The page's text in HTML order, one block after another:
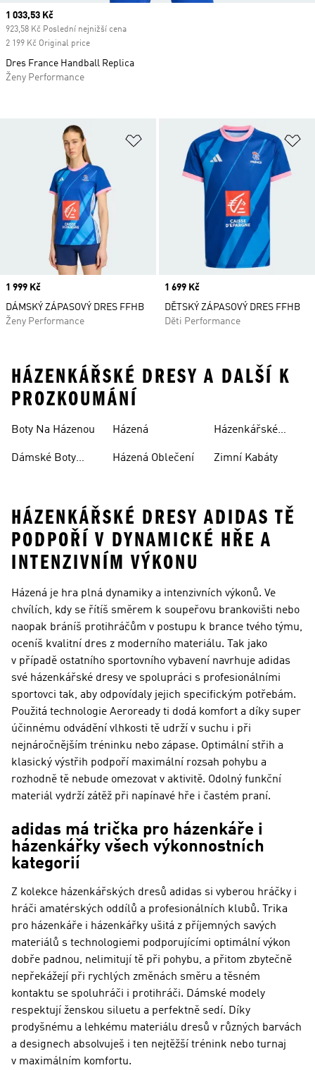
Přidat do seznamu přání
Price
1 999 Kč
DÁMSKÝ ZÁPASOVÝ DRES FFHB
Ženy Performance
Price
1 699 Kč
DĚTSKÝ ZÁPASOVÝ DRES FFHB
Děti Performance
Current price
1 033,53 Kč
923,58 Kč Poslední nejnižší cena
2 199 Kč Original price
Dres France Handball Replica
Ženy Performance
HÁZENKÁŘSKÉ DRESY A DALŠÍ K
PROZKOUMÁNÍ
Boty Na Házenou
Dámské Boty
Házená
Házená Oblečení
Házenkářské
Zimní Kabáty
HÁZENKÁŘSKÉ DRESY ADIDAS TĚ
PODPOŘÍ V DYNAMICKÉ HŘE A
INTENZIVNÍM VÝKONU
Házená je hra plná dynamiky a intenzivních výkonů. Ve
chvílích, kdy se řítíš směrem k soupeřovu brankovišti nebo
naopak bráníš protihráčům v postupu k brance tvého týmu,
oceníš kvalitní dres z moderního materiálu. Tak jako
v případě ostatního sportovního vybavení navrhuje adidas
své házenkářské dresy ve spolupráci s profesionálními
sportovci tak, aby odpovídaly jejich specifickým potřebám.
Použitá technologie Aeroready ti dodá komfort a díky super
účinnému odvádění vlhkosti tě udrží v suchu i při
nejnáročnějším tréninku nebo zápase. Optimální střih a
klasický výstřih podpoří maximální rozsah pohybu a
rozhodně tě nebude omezovat v aktivitě. Odolný funkční
materiál vydrží zátěž při napínavé hře i častém praní.
adidas má trička pro házenkáře i
házenkářky všech výkonnostních
kategorií
Z kolekce házenkářských dresů adidas si vyberou hráčky i
hráči amatérských oddílů a profesionálních klubů. Trika
pro házenkáře i házenkářky ušitá z příjemných savých
materiálů s technologiemi podporujícími optimální výkon
dobře padnou, nelimitují tě při pohybu, a přitom zbytečně
nepřekážejí při rychlých změnách směru a těsném
kontaktu se spoluhráči i protihráči. Dámské modely
respektují ženskou siluetu a perfektně sedí. Díky
prodyšnému a lehkému materiálu dresů v různých barvách
a designech absolvuješ i ten nejtěžší trénink nebo turnaj
v maximálním komfortu.